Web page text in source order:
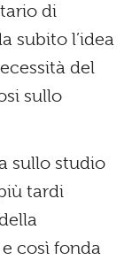
di
subito l’idea
del
sullo
sullo studio
tardi
così fonda